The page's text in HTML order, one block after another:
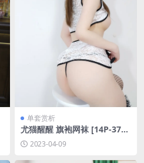
单套赏析
尤猫醒醒 旗袍网袜 [14P-37M
B] 2023-04-09